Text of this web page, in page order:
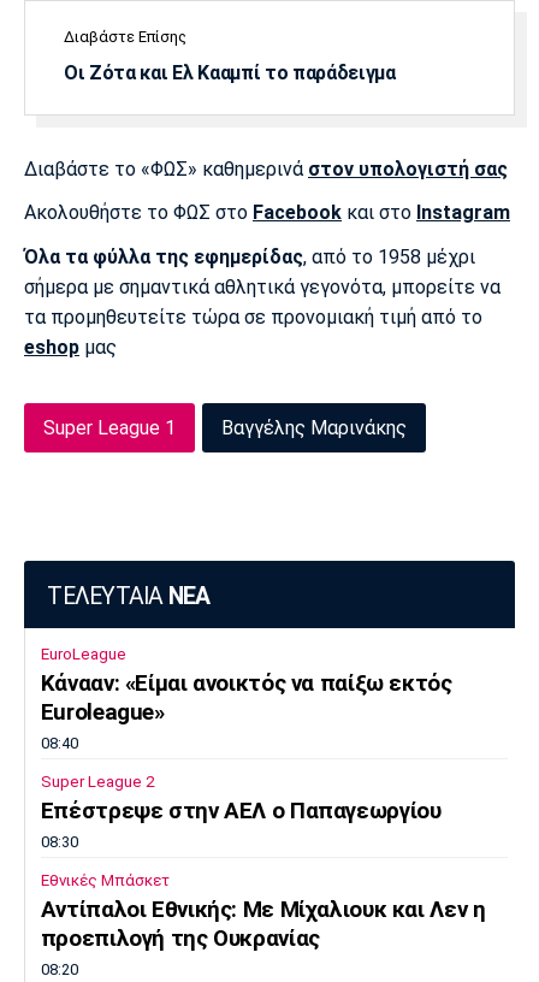
Διαβάστε Επίσης
Οι Ζότα και Ελ Κααμπί το παράδειγμα
Διαβάστε το «ΦΩΣ» καθημερινά στον υπολογιστή σας
Ακολουθήστε το ΦΩΣ στο Facebook και στο Instagram
Όλα τα φύλλα της εφημερίδας, από το 1958 μέχρι
σήμερα με σημαντικά αθλητικά γεγονότα, μπορείτε να
τα προμηθευτείτε τώρα σε προνομιακή τιμή από το
eshop μας
Super League 1 Βαγγέλης Μαρινάκης
ΤΕΛΕΥΤΑΙΑ ΝΕΑ
EuroLeague
Κάνααν: «Είμαι ανοικτός να παίξω εκτός
Euroleague»
08:40
Super League 2
Επέστρεψε στην ΑΕΛ ο Παπαγεωργίου
08:30
Εθνικές Μπάσκετ
Αντίπαλοι Εθνικής: Με Μίχαλιουκ και Λεν η
προεπιλογή της Ουκρανίας
08:20